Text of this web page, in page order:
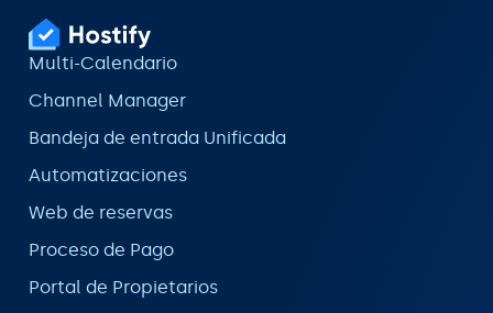
Multi-Calendario
Channel Manager
Bandeja de entrada Unificada
Automatizaciones
Web de reservas
Proceso de Pago
Portal de Propietarios